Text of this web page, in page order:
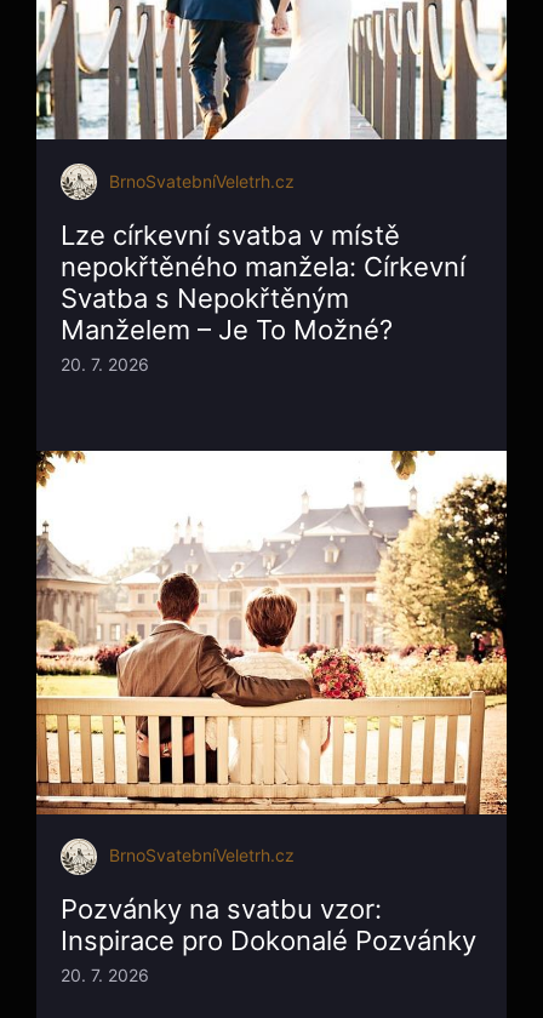
BrnoSvatebníVeletrh.cz
Lze církevní svatba v místě
nepokřtěného manžela: Církevní
Svatba s Nepokřtěným
Manželem – Je To Možné?
20. 7. 2026
BrnoSvatebníVeletrh.cz
Pozvánky na svatbu vzor:
Inspirace pro Dokonalé Pozvánky
20. 7. 2026